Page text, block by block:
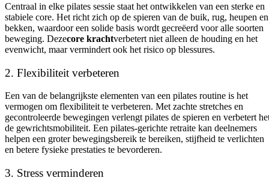
Centraal in elke pilates sessie staat het ontwikkelen van een sterke en
stabiele core. Het richt zich op de spieren van de buik, rug, heupen en
bekken, waardoor een solide basis wordt gecreëerd voor alle soorten
beweging. Dezecore krachtverbetert niet alleen de houding en het
evenwicht, maar vermindert ook het risico op blessures.
2. Flexibiliteit verbeteren
Een van de belangrijkste elementen van een pilates routine is het
vermogen om flexibiliteit te verbeteren. Met zachte stretches en
gecontroleerde bewegingen verlengt pilates de spieren en verbetert
de gewrichtsmobiliteit. Een pilates-gerichte retraite kan deelnemers
helpen een groter bewegingsbereik te bereiken, stijfheid te verlichten
en betere fysieke prestaties te bevorderen.
3. Stress verminderen